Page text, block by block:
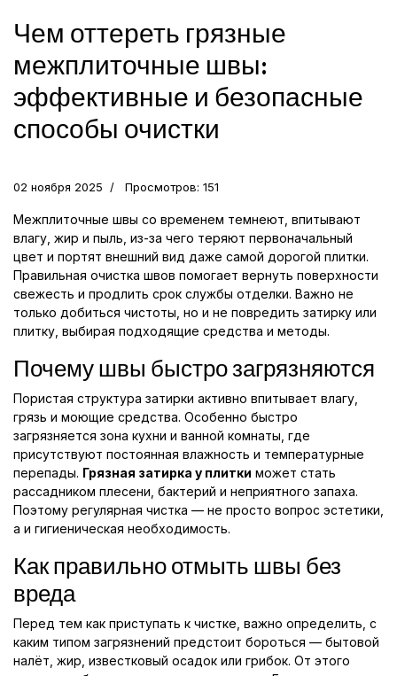
Чем оттереть грязные
межплиточные швы:
эффективные и безопасные
способы очистки
02 ноября 2025 Просмотров: 151
Межплиточные швы со временем темнеют, впитывают
влагу, жир и пыль, из-за чего теряют первоначальный
цвет и портят внешний вид даже самой дорогой плитки.
Правильная очистка швов помогает вернуть поверхности
свежесть и продлить срок службы отделки. Важно не
только добиться чистоты, но и не повредить затирку или
плитку, выбирая подходящие средства и методы.
Почему швы быстро загрязняются
Пористая структура затирки активно впитывает влагу,
грязь и моющие средства. Особенно быстро
загрязняется зона кухни и ванной комнаты, где
присутствуют постоянная влажность и температурные
перепады. Грязная затирка у плитки может стать
рассадником плесени, бактерий и неприятного запаха.
Поэтому регулярная чистка — не просто вопрос эстетики,
а и гигиеническая необходимость.
Как правильно отмыть швы без
вреда
Перед тем как приступать к чистке, важно определить, с
каким типом загрязнений предстоит бороться — бытовой
налёт, жир, известковый осадок или грибок. От этого